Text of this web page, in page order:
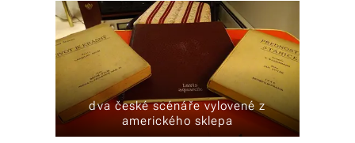
dva české scénáře vylovené z
amerického sklepa